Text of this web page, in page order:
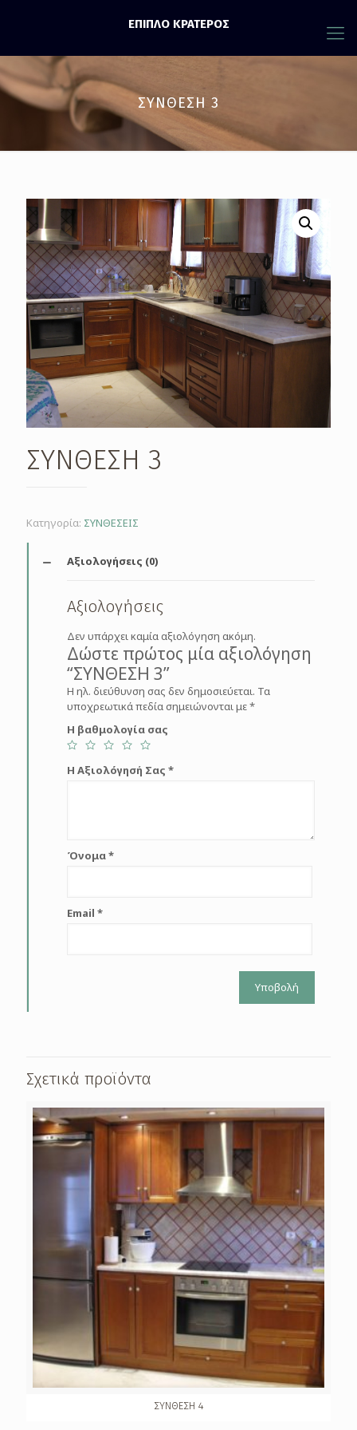
ΕΠΙΠΛΟ ΚΡΑΤΕΡΟΣ
ΣΥΝΘΕΣΗ 3
ΣΥΝΘΕΣΗ 3
Κατηγορία: ΣΥΝΘΕΣΕΙΣ
Αξιολογήσεις (0)
Αξιολογήσεις
Δεν υπάρχει καμία αξιολόγηση ακόμη.
Δώστε πρώτος μία αξιολόγηση
“ΣΥΝΘΕΣΗ 3”
Η ηλ. διεύθυνση σας δεν δημοσιεύεται. Τα
υποχρεωτικά πεδία σημειώνονται με*
Η βαθμολογία σας
Η Αξιολόγησή Σας *
Όνομα*
Email *
Σχετικά προϊόντα
ΣΥΝΘΕΣΗ 4